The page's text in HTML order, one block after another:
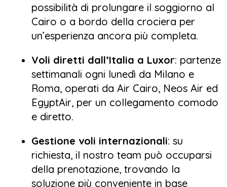
possibilità di prolungare il soggiorno al
Cairo o a bordo della crociera per
un’esperienza ancora più completa.
Voli diretti dall’Italia a Luxor: partenze
settimanali ogni lunedì da Milano e
Roma, operati da Air Cairo, Neos Air ed
EgyptAir, per un collegamento comodo
e diretto.
Gestione voli internazionali: su
richiesta, il nostro team può occuparsi
della prenotazione, trovando la
soluzione più conveniente in base